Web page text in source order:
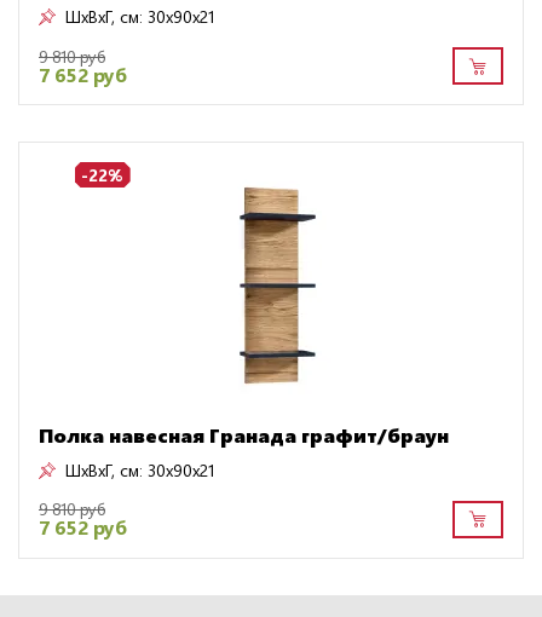
ШxВxГ, см: 30x90x21
9 810 руб
7 652 руб
-22%
Полка навесная Гранада графит/браун
ШxВxГ, см: 30x90x21
9 810 руб
7 652 руб